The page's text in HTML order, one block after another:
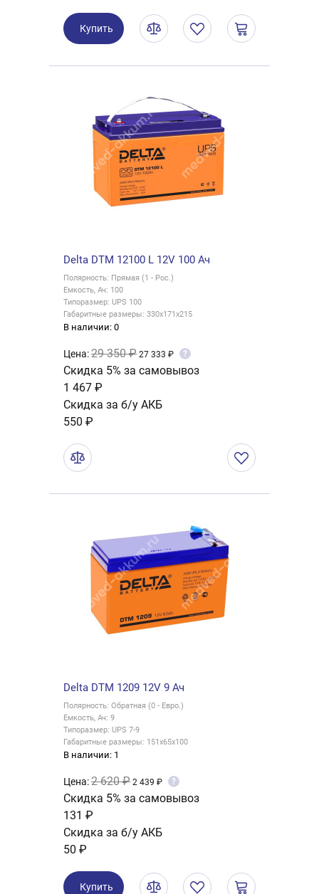
Купить
Delta DTM 12100 L 12V 100 Ач
Полярность: Прямая (1 - Рос.)
Емкость, Ач: 100
Типоразмер: UPS 100
Габаритные размеры: 330x171x215
В наличии: 0
Цена:29 350 ₽ 27 333 ₽ ?
Скидка 5% за самовывоз
1 467 ₽
Скидка за б/у АКБ
550 ₽
Delta DTM 1209 12V 9 Ач
Полярность: Обратная (0 - Евро.)
Емкость, Ач: 9
Типоразмер: UPS 7-9
Габаритные размеры: 151x65x100
В наличии: 1
Цена:2 620 ₽ 2 439 ₽ ?
Скидка 5% за самовывоз
131 ₽
Скидка за б/у АКБ
50 ₽
Купить